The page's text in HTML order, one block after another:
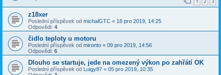
z18xer
Poslední příspěvek od michalGTC « 18 pro 2019, 14:25
Odpovědi: 4
čidlo teploty u motoru
Poslední příspěvek od mironto « 09 pro 2019, 14:56
Odpovědi: 6
Dlouho se startuje, jede na omezený výkon po zahřátí OK
Poslední příspěvek od Luigy87 « 05 pro 2019, 10:35